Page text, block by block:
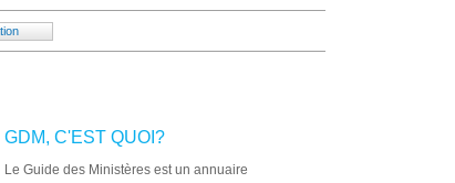
GDM, C'EST QUOI?
Le Guide des Ministères est un annuaire